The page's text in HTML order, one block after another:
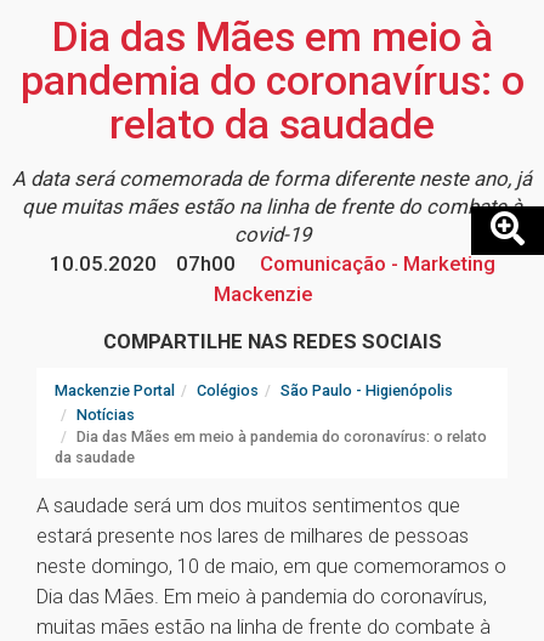
Dia das Mães em meio à
pandemia do coronavírus: o
relato da saudade
A data será comemorada de forma diferente neste ano, já
que muitas mães estão na linha de frente do combate à
covid-19
10.05.2020
07h00
Comunicação - Marketing
Mackenzie
COMPARTILHE NAS REDES SOCIAIS
Mackenzie Portal Colégios
São Paulo - Higienópolis
Notícias
Dia das Mães em meio à pandemia do coronavírus: o relato
da saudade
A saudade será um dos muitos sentimentos que
estará presente nos lares de milhares de pessoas
neste domingo, 10 de maio, em que comemoramos o
Dia das Mães. Em meio à pandemia do coronavírus,
muitas mães estão na linha de frente do combate à